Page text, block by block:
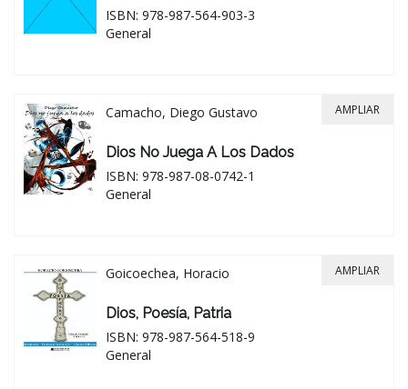
ISBN: 978-987-564-903-3
General
Camacho, Diego Gustavo
Dios No Juega A Los Dados
ISBN: 978-987-08-0742-1
General
AMPLIAR
Goicoechea, Horacio
Dios, Poesía, Patria
ISBN: 978-987-564-518-9
General
AMPLIAR